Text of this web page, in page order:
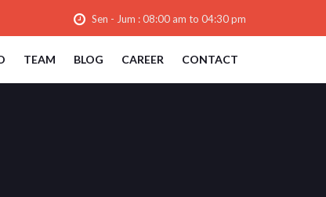
Sen - Jum : 08:00 am to 04:30 pm
TEAM BLOG CAREER CONTACT